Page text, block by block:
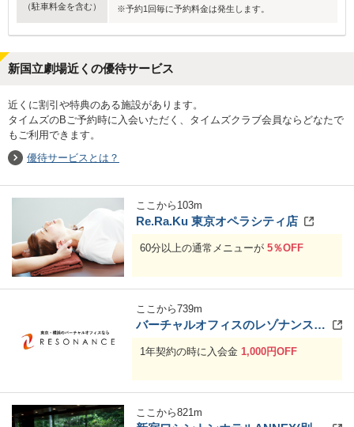
（駐車料金を含む） ※予約1回毎に予約料金は発生します。
新国立劇場近くの優待サービス
近くに割引や特典のある施設があります。
タイムズのBご予約時に入会いただく、タイムズクラブ会員ならどなたで
もご利用できます。
優待サービスとは？
ここから 103m
Re.Ra.Ku 東京オペラシティ店
60分以上の通常メニューが 5％OFF
ここから739m
バーチャルオフィスのレゾナンス 新宿店
1年契約の時に入会金 1,000円OFF
ここから821m